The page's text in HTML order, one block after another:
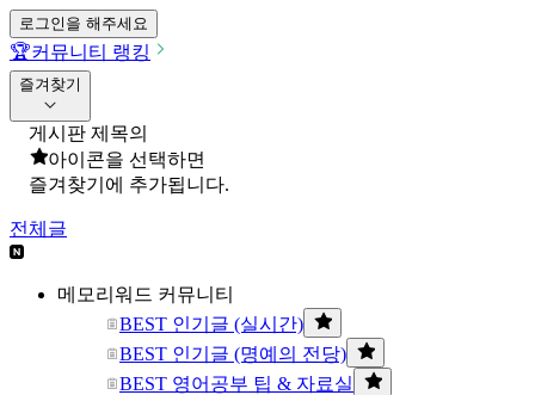
로그인을 해주세요
🏆커뮤니티 랭킹
즐겨찾기
게시판 제목의
아이콘을 선택하면
즐겨찾기에 추가됩니다.
전체글
메모리워드 커뮤니티
BEST 인기글 (실시간)
BEST 인기글 (명예의 전당)
BEST 영어공부 팁 & 자료실